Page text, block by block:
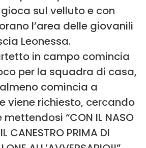
sul velluto e con
l’area delle giovanili
Leonessa.
in campo comincia
per la squadra di casa,
comincia a
viene richiesto, cercando
“CON IL NASO
CANESTRO PRIMA DI